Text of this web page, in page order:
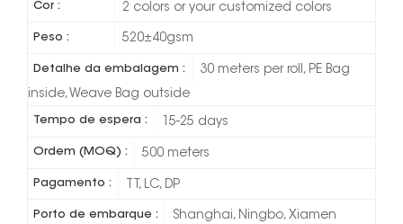
Cor : 2 colors or your customized colors
Peso : 520±40gsm
Detalhe da embalagem :
30 meters per roll, PE Bag
inside, Weave Bag outside
Tempo de espera : 15-25 days
Ordem (MOQ) : 500 meters
Pagamento : TT, LC, DP
Porto de embarque : Shanghai, Ningbo, Xiamen